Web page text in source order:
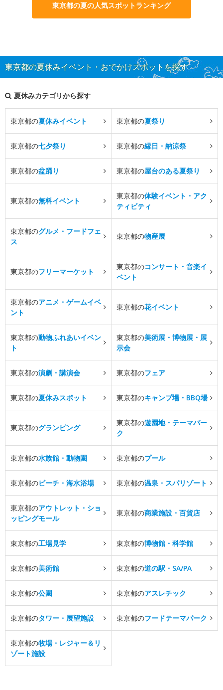
東京都の夏の人気スポットランキング
東京都の夏休みイベント・おでかけスポットを探す
夏休みカテゴリから探す
東京都の夏休みイベント 東京都の夏祭り
東京都の七夕祭り 東京都の縁日・納涼祭
東京都の盆踊り 東京都の屋台のある夏祭り
東京都の無料イベント
東京都の体験イベント・アク
ティビティ
東京都のグルメ・フードフェ
ス
東京都の物産展
東京都のフリーマーケット
東京都のコンサート・音楽イ
ベント
東京都のアニメ・ゲームイベ
ント
東京都の花イベント
東京都の動物ふれあいイベン
ト
東京都の美術展・博物展・展
示会
東京都の演劇・講演会 東京都のフェア
東京都の夏休みスポット 東京都のキャンプ場・BBQ場
東京都のグランピング
東京都の遊園地・テーマパー
ク
東京都の水族館・動物園 東京都のプール
東京都のビーチ・海水浴場 東京都の温泉・スパリゾート
東京都のアウトレット・ショ
ッピングモール
東京都の商業施設・百貨店
東京都の工場見学 東京都の博物館・科学館
東京都の美術館 東京都の道の駅・SA/PA
東京都の公園 東京都のアスレチック
東京都のタワー・展望施設 東京都のフードテーマパーク
東京都の牧場・レジャー＆リ
ゾート施設